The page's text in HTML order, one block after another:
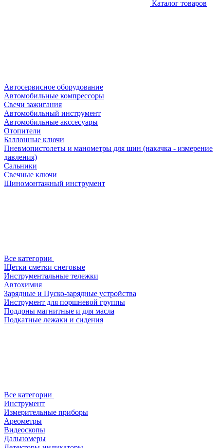
Каталог товаров
Автосервисное оборудование
Автомобильные компрессоры
Свечи зажигания
Автомобильный инструмент
Автомобильные акссесуары
Отопители
Баллонные ключи
Пневмопистолеты и манометры для шин (накачка - измерение
давления)
Сальники
Свечные ключи
Шиномонтажный инструмент
Все категории
Щетки сметки снеговые
Инструментальные тележки
Автохимия
Зарядные и Пуско-зарядные устройства
Инструмент для поршневой группы
Поддоны магнитные и для масла
Подкатные лежаки и сидения
Все категории
Инструмент
Измерительные приборы
Ареометры
Видеоскопы
Дальномеры